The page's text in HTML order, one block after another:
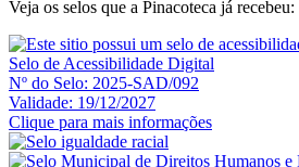
Veja os selos que a Pinacoteca já recebeu:
Selo de Acessibilidade Digital
Nº do Selo: 2025-SAD/092
Validade: 19/12/2027
Clique para mais informações